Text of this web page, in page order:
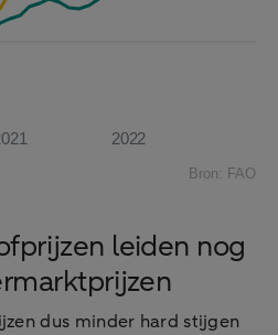
leiden nog
dus minder hard stijgen